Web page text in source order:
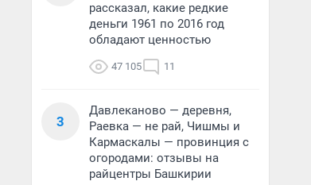
рассказал, какие редкие
деньги 1961 по 2016 год
обладают ценностью
47 105 11
3
Давлеканово — деревня,
Раевка — не рай, Чишмы и
Кармаскалы — провинция с
огородами: отзывы на
райцентры Башкирии